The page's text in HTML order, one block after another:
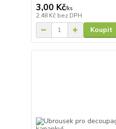
3,00 Kč/ks
2,48 Kč bez DPH
Koupit